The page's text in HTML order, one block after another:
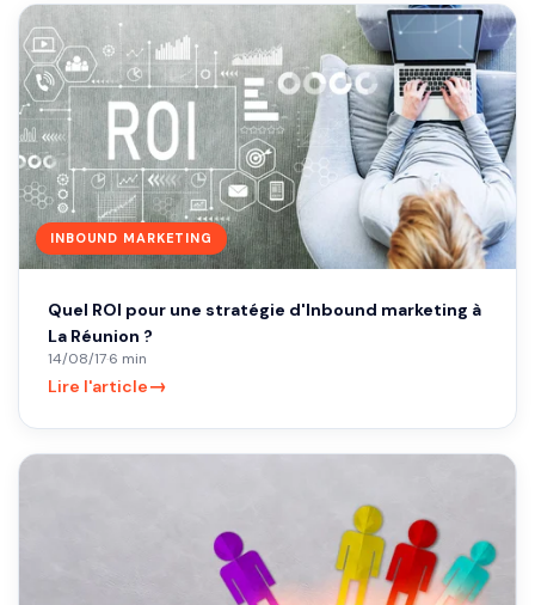
INBOUND MARKETING
Quel ROI pour une stratégie d'Inbound marketing à
La Réunion ?
14/08/17·6 min
Lire l'article→